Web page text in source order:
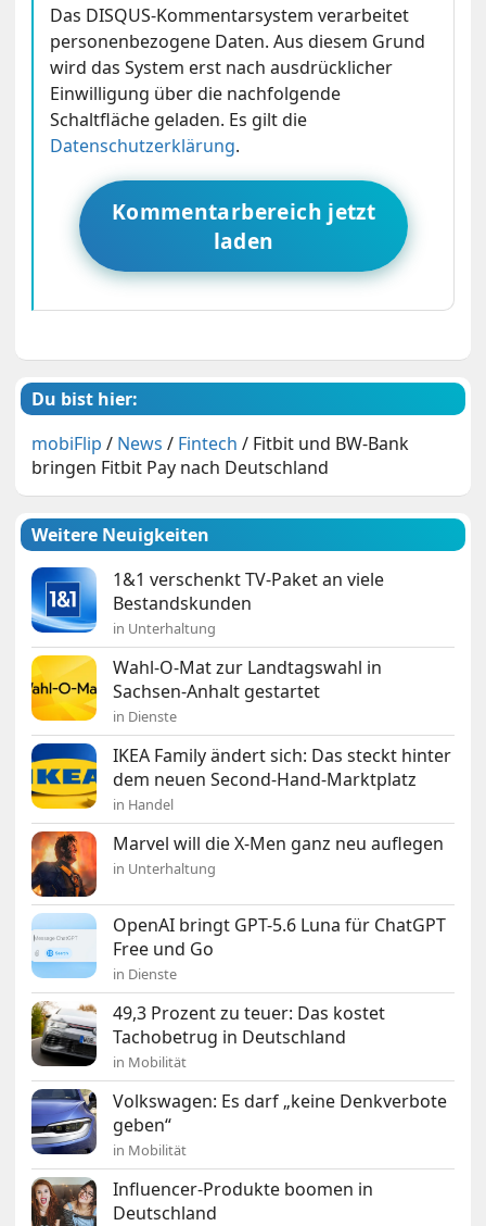
Das DISQUS-Kommentarsystem verarbeitet
personenbezogene Daten. Aus diesem Grund
wird das System erst nach ausdrücklicher
Einwilligung über die nachfolgende
Schaltfläche geladen. Es gilt die
Datenschutzerklärung.
Kommentarbereich jetzt
laden
Du bist hier:
mobiFlip / News / Fintech / Fitbit und BW-Bank
bringen Fitbit Pay nach Deutschland
Weitere Neuigkeiten
1&1 verschenkt TV-Paket an viele
Bestandskunden
in Unterhaltung
Wahl-O-Mat zur Landtagswahl in
Sachsen-Anhalt gestartet
in Dienste
IKEA Family ändert sich: Das steckt hinter
dem neuen Second-Hand-Marktplatz
in Handel
Marvel will die X-Men ganz neu auflegen
in Unterhaltung
OpenAI bringt GPT-5.6 Luna für ChatGPT
Free und Go
in Dienste
49,3 Prozent zu teuer: Das kostet
Tachobetrug in Deutschland
in Mobilität
Volkswagen: Es darf „keine Denkverbote
geben“
in Mobilität
Influencer-Produkte boomen in
Deutschland